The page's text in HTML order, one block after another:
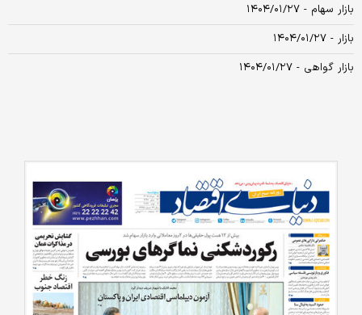
بازار سهام - ۱۴۰۴/۰۱/۲۷
بازار - ۱۴۰۴/۰۱/۲۷
بازار گواهی - ۱۴۰۴/۰۱/۲۷